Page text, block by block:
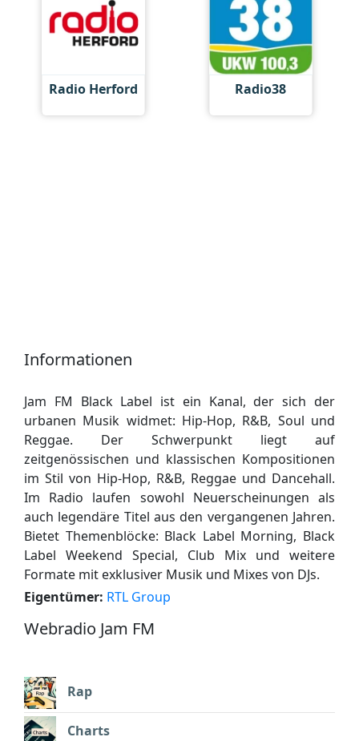
Radio Herford Radio38
Informationen
Jam FM Black Label ist ein Kanal, der sich der
urbanen Musik widmet: Hip-Hop, R&B, Soul und
Reggae. Der Schwerpunkt liegt auf
zeitgenössischen und klassischen Kompositionen
im Stil von Hip-Hop, R&B, Reggae und Dancehall.
Im Radio laufen sowohl Neuerscheinungen als
auch legendäre Titel aus den vergangenen Jahren.
Bietet Themenblöcke: Black Label Morning, Black
Label Weekend Special, Club Mix und weitere
Formate mit exklusiver Musik und Mixes von DJs.
Eigentümer: RTL Group
Webradio Jam FM
Rap
Charts